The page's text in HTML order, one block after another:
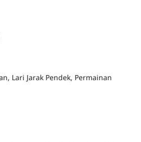
Lari Jarak Pendek, Permainan